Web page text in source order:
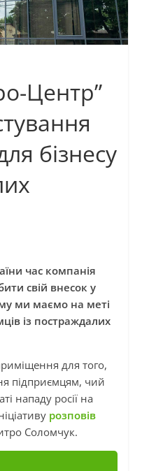
Центр”
бізнесу
час компанія
свій внесок у
ми маємо на меті
із постраждалих
для того,
підприємцям, чий
нападу росії на
розповів
Соломчук.